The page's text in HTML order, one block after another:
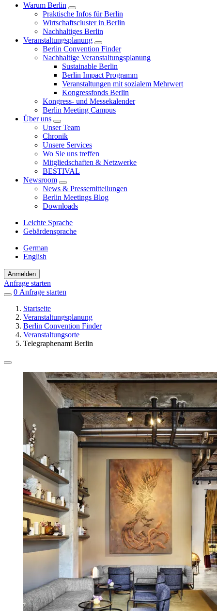
Warum Berlin
Praktische Infos für Berlin
Wirtschaftscluster in Berlin
Nachhaltiges Berlin
Veranstaltungsplanung
Berlin Convention Finder
Nachhaltige Veranstaltungsplanung
Sustainable Berlin
Berlin Impact Programm
Veranstaltungen mit sozialem Mehrwert
Kongressfonds Berlin
Kongress- und Messekalender
Berlin Meeting Campus
Über uns
Unser Team
Chronik
Unsere Services
Wo Sie uns treffen
Mitgliedschaften & Netzwerke
BESTIVAL
Newsroom
News & Pressemitteilungen
Berlin Meetings Blog
Downloads
Leichte Sprache
Gebärdensprache
German
English
Anmelden
Anfrage starten
0 Einträge
Favoriten
Anfrage starten
Startseite
Veranstaltungsplanung
Berlin Convention Finder
Veranstaltungsorte
Telegraphenamt Berlin